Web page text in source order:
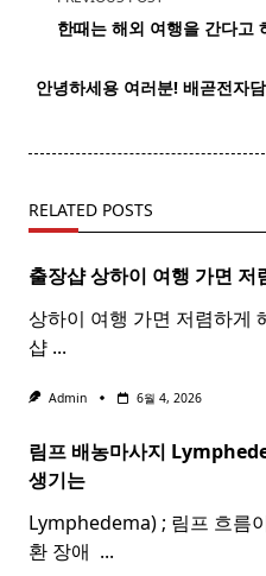
class="nav-
screen-
한때는 해외 여행을 간다고
안녕하세용 여러분! 배곧전자
RELATED POSTS
출장샵 상하이 여행 가면 저
상하이 여행 가면 저렴하게
샵 ...
Admin 6월 4, 2026
림프 배농마사지
생기는
Lymphedema) ; 림프 흐름
환 장애 ​ ...